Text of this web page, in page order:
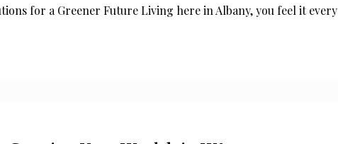
for a Greener Future Living here in Albany, you feel it every